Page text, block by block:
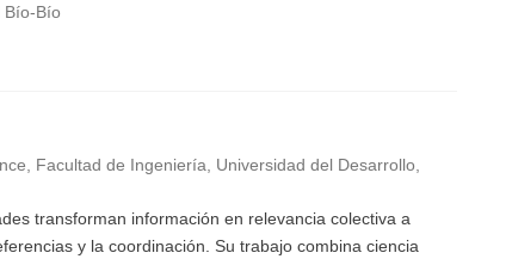
Bío-Bío
Facultad de Ingeniería, Universidad del Desarrollo,
transforman información en relevancia colectiva a
y la coordinación. Su trabajo combina ciencia